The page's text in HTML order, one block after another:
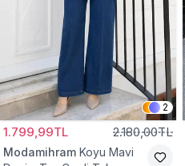
2
1.799,99TL 2.180,00TL
Modamihram Koyu Mavi